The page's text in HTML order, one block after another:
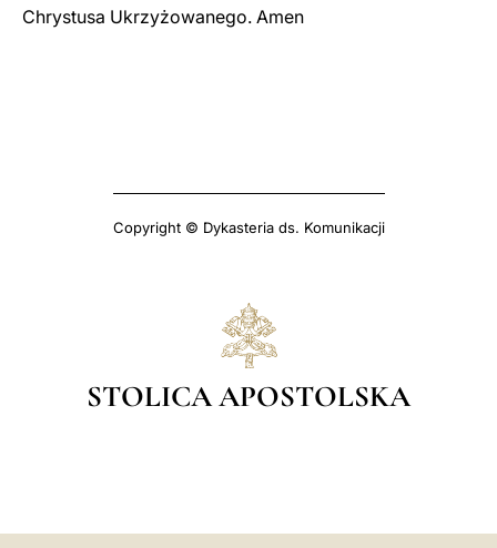
Chrystusa Ukrzyżowanego. Amen
Copyright © Dykasteria ds. Komunikacji
STOLICA APOSTOLSKA